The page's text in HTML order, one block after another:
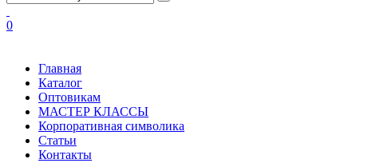
0
Главная
Каталог
Оптовикам
МАСТЕР КЛАССЫ
Корпоративная символика
Статьи
Контакты